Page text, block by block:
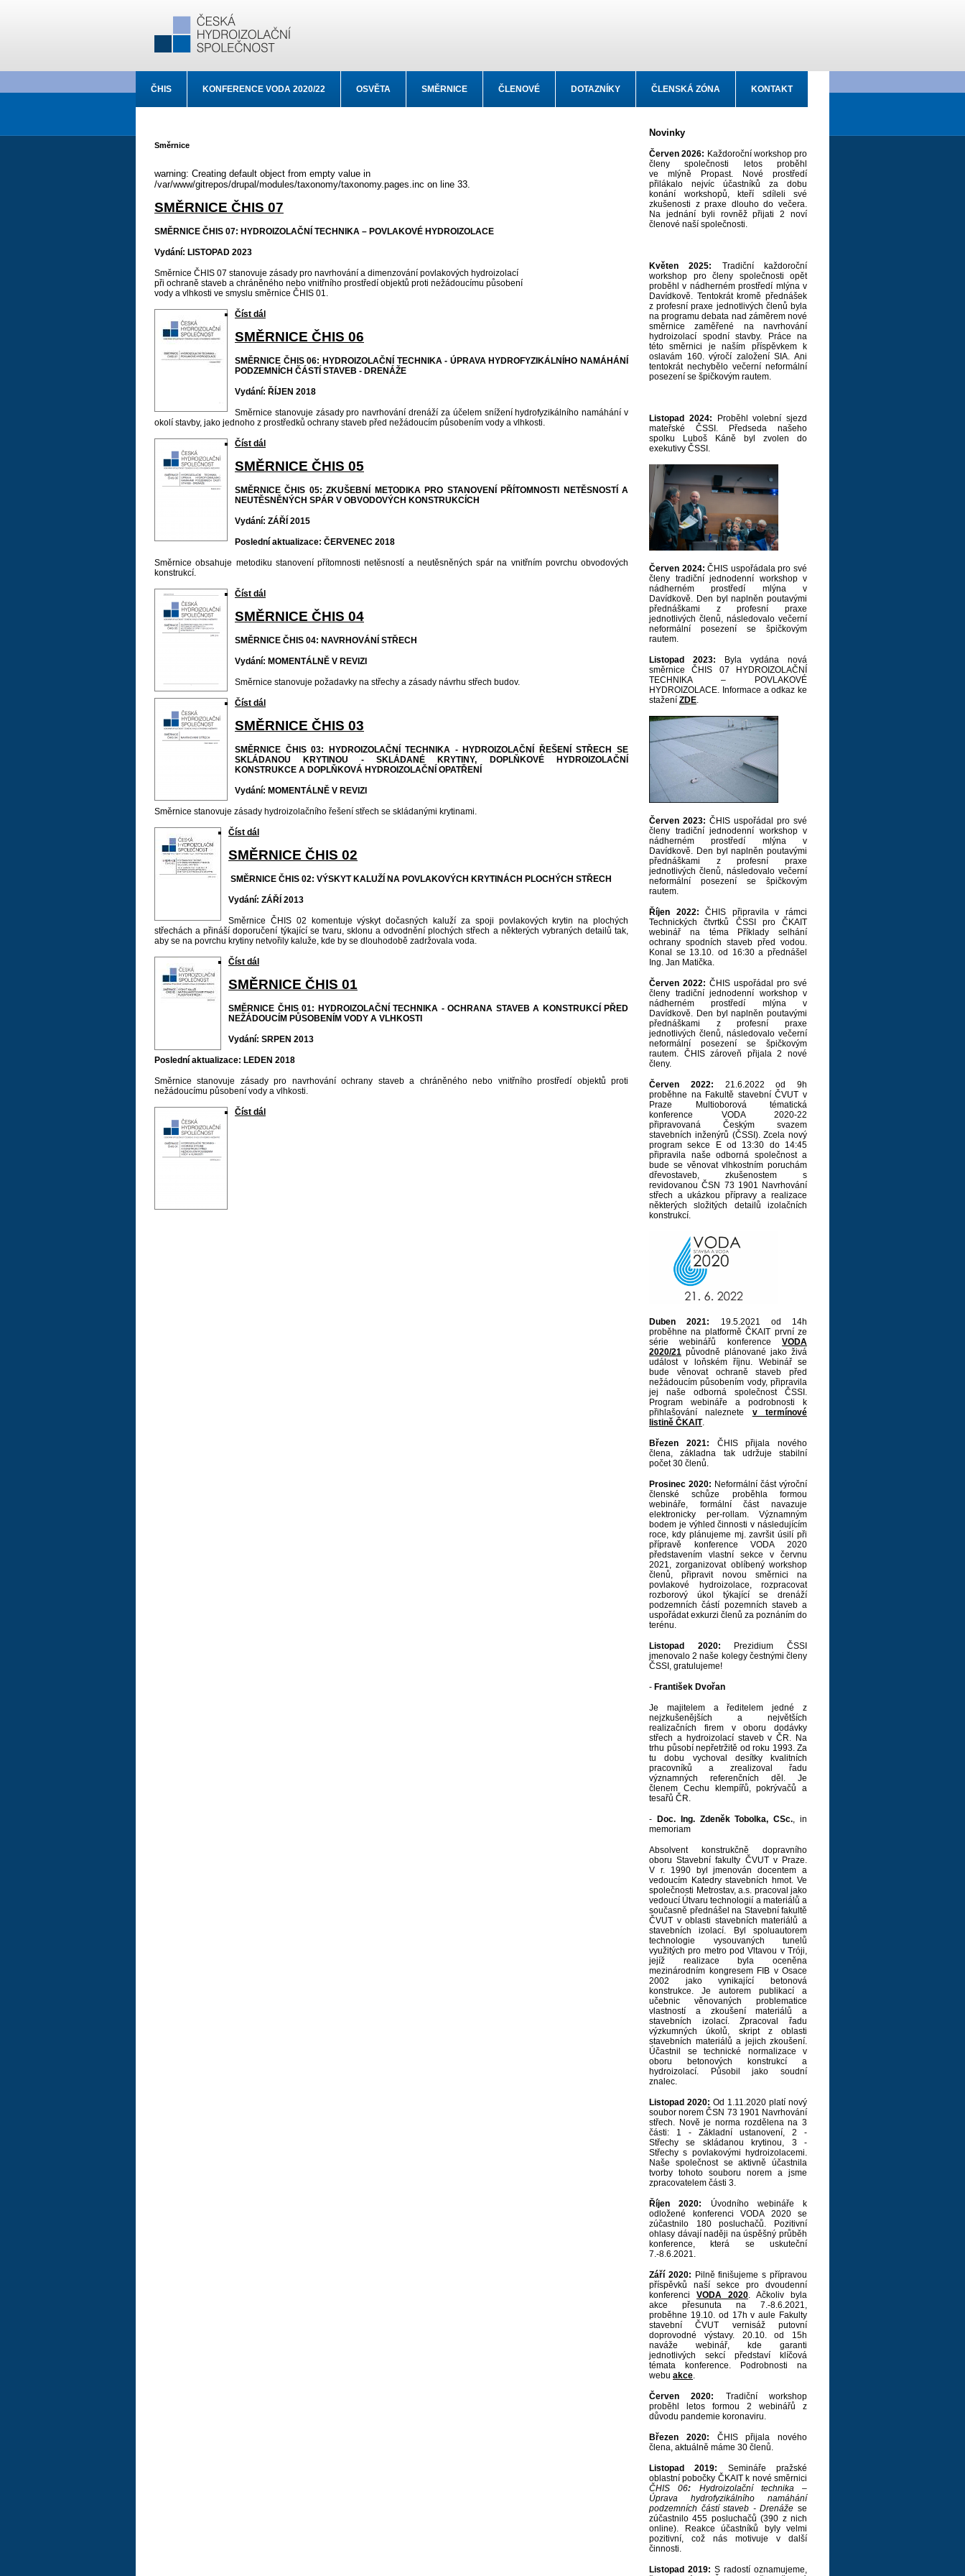
ČHIS KONFERENCE VODA 2020/22 OSVĚTA SMĚRNICE ČLENOVÉ DOTAZNÍKY ČLENSKÁ ZÓNA KONTAKT
Směrnice
warning: Creating default object from empty value in
/var/www/gitrepos/drupal/modules/taxonomy/taxonomy.pages.inc on line 33.
SMĚRNICE ČHIS 07
SMĚRNICE ČHIS 07: HYDROIZOLAČNÍ TECHNIKA – POVLAKOVÉ HYDROIZOLACE
Vydání: LISTOPAD 2023
Směrnice ČHIS 07 stanovuje zásady pro navrhování a dimenzování povlakových hydroizolací
při ochraně staveb a chráněného nebo vnitřního prostředí objektů proti nežádoucímu působení
vody a vlhkosti ve smyslu směrnice ČHIS 01.
Číst dál
SMĚRNICE ČHIS 06
SMĚRNICE ČHIS 06: HYDROIZOLAČNÍ TECHNIKA - ÚPRAVA HYDROFYZIKÁLNÍHO NAMÁHÁNÍ
PODZEMNÍCH ČÁSTÍ STAVEB - DRENÁŽE
Vydání: ŘÍJEN 2018
Směrnice stanovuje zásady pro navrhování drenáží za účelem snížení hydrofyzikálního namáhání v
okolí stavby, jako jednoho z prostředků ochrany staveb před nežádoucím působením vody a vlhkosti.
Číst dál
SMĚRNICE ČHIS 05
SMĚRNICE ČHIS 05: ZKUŠEBNÍ METODIKA PRO STANOVENÍ PŘÍTOMNOSTI NETĚSNOSTÍ A
NEUTĚSNĚNÝCH SPÁR V OBVODOVÝCH KONSTRUKCÍCH
Vydání: ZÁŘÍ 2015
Poslední aktualizace: ČERVENEC 2018
Směrnice obsahuje metodiku stanovení přítomnosti netěsností a neutěsněných spár na vnitřním povrchu obvodových
konstrukcí.
Číst dál
SMĚRNICE ČHIS 04
SMĚRNICE ČHIS 04: NAVRHOVÁNÍ STŘECH
Vydání: MOMENTÁLNĚ V REVIZI
Směrnice stanovuje požadavky na střechy a zásady návrhu střech budov.
Číst dál
SMĚRNICE ČHIS 03
SMĚRNICE ČHIS 03: HYDROIZOLAČNÍ TECHNIKA - HYDROIZOLAČNÍ ŘEŠENÍ STŘECH SE
SKLÁDANOU KRYTINOU - SKLÁDANÉ KRYTINY, DOPLŇKOVÉ HYDROIZOLAČNÍ
KONSTRUKCE A DOPLŇKOVÁ HYDROIZOLAČNÍ OPATŘENÍ
Vydání: MOMENTÁLNĚ V REVIZI
Směrnice stanovuje zásady hydroizolačního řešení střech se skládanými krytinami.
Číst dál
SMĚRNICE ČHIS 02
SMĚRNICE ČHIS 02: VÝSKYT KALUŽÍ NA POVLAKOVÝCH KRYTINÁCH PLOCHÝCH STŘECH
Vydání: ZÁŘÍ 2013
Směrnice ČHIS 02 komentuje výskyt dočasných kaluží za spoji povlakových krytin na plochých
střechách a přináší doporučení týkající se tvaru, sklonu a odvodnění plochých střech a některých vybraných detailů tak,
aby se na povrchu krytiny netvořily kaluže, kde by se dlouhodobě zadržovala voda.
Číst dál
SMĚRNICE ČHIS 01
SMĚRNICE ČHIS 01: HYDROIZOLAČNÍ TECHNIKA - OCHRANA STAVEB A KONSTRUKCÍ PŘED
NEŽÁDOUCÍM PŮSOBENÍM VODY A VLHKOSTI
Vydání: SRPEN 2013
Poslední aktualizace: LEDEN 2018
Směrnice stanovuje zásady pro navrhování ochrany staveb a chráněného nebo vnitřního prostředí objektů proti
nežádoucímu působení vody a vlhkosti.
Číst dál
Novinky
Červen 2026: Každoroční workshop pro
členy společnosti letos proběhl
ve mlýně Propast. Nové prostředí
přilákalo nejvíc účastníků za dobu
konání workshopů, kteří sdíleli své
zkušenosti z praxe dlouho do večera.
Na jednání byli rovněž přijati 2 noví
členové naší společnosti.
Květen 2025: Tradiční každoroční
workshop pro členy společnosti opět
proběhl v nádherném prostředí mlýna v
Davídkově. Tentokrát kromě přednášek
z profesní praxe jednotlivých členů byla
na programu debata nad záměrem nové
směrnice zaměřené na navrhování
hydroizolací spodní stavby. Práce na
této směrnici je naším příspěvkem k
oslavám 160. výročí založení SIA. Ani
tentokrát nechybělo večerní neformální
posezení se špičkovým rautem.
Listopad 2024:
Proběhl volební sjezd
mateřské ČSSI. Předseda našeho
spolku Luboš Káně byl zvolen do
exekutivy ČSSI.
Červen 2024:ČHIS uspořádala pro své
členy tradiční jednodenní workshop v
nádherném prostředí mlýna v
Davídkově. Den byl naplněn poutavými
přednáškami z profesní praxe
jednotlivých členů, následovalo večerní
neformální posezení se špičkovým
rautem.
Listopad 2023:
Byla vydána nová
směrnice ČHIS 07 HYDROIZOLAČNÍ
TECHNIKA – POVLAKOVÉ
HYDROIZOLACE. Informace a odkaz ke
stažení ZDE.
Červen 2023: ČHIS uspořádal pro své
členy tradiční jednodenní workshop v
nádherném prostředí mlýna v
Davídkově. Den byl naplněn poutavými
přednáškami z profesní praxe
jednotlivých členů, následovalo večerní
neformální posezení se špičkovým
rautem.
Říjen 2022:ČHIS připravila v rámci
Technických čtvrtků ČSSI pro ČKAIT
webinář na téma Příklady selhání
ochrany spodních staveb před vodou.
Konal se 13.10. od 16:30 a přednášel
Ing. Jan Matička.
Červen 2022: ČHIS uspořádal pro své
členy tradiční jednodenní workshop v
nádherném prostředí mlýna v
Davídkově. Den byl naplněn poutavými
přednáškami z profesní praxe
jednotlivých členů, následovalo večerní
neformální posezení se špičkovým
rautem. ČHIS zároveň přijala 2 nové
členy.
Červen 2022: 21.6.2022 od 9h
proběhne na Fakultě stavební ČVUT v
Praze Multioborová tématická
konference VODA 2020-22
připravovaná Českým svazem
stavebních inženýrů (ČSSI). Zcela nový
program sekce E od 13:30 do 14:45
připravila naše odborná společnost a
bude se věnovat vlhkostním poruchám
dřevostaveb, zkušenostem s
revidovanou ČSN 73 1901 Navrhování
střech a ukázkou přípravy a realizace
některých složitých detailů izolačních
konstrukcí.
Duben 2021: 19.5.2021 od 14h
proběhne na platformě ČKAIT první ze
série webinářů konference VODA
2020/21 původně plánované jako živá
událost v loňském říjnu. Webinář se
bude věnovat ochraně staveb před
nežádoucím působením vody, připravila
jej naše odborná společnost ČSSI.
Program webináře a podrobnosti k
přihlašování naleznete v termínové
listině ČKAIT.
Březen 2021: ČHIS přijala nového
člena, základna tak udržuje stabilní
počet 30 členů.
Prosinec 2020: Neformální část výroční
členské schůze proběhla formou
webináře, formální část navazuje
elektronicky per-rollam. Významným
bodem je výhled činnosti v následujícím
roce, kdy plánujeme mj. završit úsilí při
přípravě konference VODA 2020
představením vlastní sekce v červnu
2021, zorganizovat oblíbený workshop
členů, připravit novou směrnici na
povlakové hydroizolace, rozpracovat
rozborový úkol týkající se drenáží
podzemních částí pozemních staveb a
uspořádat exkurzi členů za poznáním do
terénu.
Listopad 2020:
Prezidium ČSSI
jmenovalo 2 naše kolegy čestnými členy
ČSSI, gratulujeme!
- František Dvořan
Je majitelem a ředitelem jedné z
nejzkušenějších a největších
realizačních firem v oboru dodávky
střech a hydroizolací staveb v ČR. Na
trhu působí nepřetržitě od roku 1993. Za
tu dobu vychoval desítky kvalitních
pracovníků a zrealizoval řadu
významných referenčních děl. Je
členem Cechu klempířů, pokrývačů a
tesařů ČR.
- Doc. Ing. Zdeněk Tobolka, CSc., in
memoriam
Absolvent konstrukčně dopravního
oboru Stavební fakulty ČVUT v Praze.
V r. 1990 byl jmenován docentem a
vedoucím Katedry stavebních hmot. Ve
společnosti Metrostav, a.s. pracoval jako
vedoucí Útvaru technologií a materiálů a
současně přednášel na Stavební fakultě
ČVUT v oblasti stavebních materiálů a
stavebních izolací. Byl spoluautorem
technologie vysouvaných tunelů
využitých pro metro pod Vltavou v Tróji,
jejíž realizace byla oceněna
mezinárodním kongresem FIB v Osace
2002 jako vynikající betonová
konstrukce. Je autorem publikací a
učebnic věnovaných problematice
vlastností a zkoušení materiálů a
stavebních izolací. Zpracoval řadu
výzkumných úkolů, skript z oblasti
stavebních materiálů a jejich zkoušení.
Účastnil se technické normalizace v
oboru betonových konstrukcí a
hydroizolací. Působil jako soudní
znalec.
Listopad 2020: Od 1.11.2020 platí nový
soubor norem ČSN 73 1901 Navrhování
střech. Nově je norma rozdělena na 3
části: 1 - Základní ustanovení, 2 -
Střechy se skládanou krytinou, 3 -
Střechy s povlakovými hydroizolacemi.
Naše společnost se aktivně účastnila
tvorby tohoto souboru norem a jsme
zpracovatelem části 3.
Říjen 2020: Úvodního webináře k
odložené konferenci VODA 2020 se
zúčastnilo 180 posluchačů. Pozitivní
ohlasy dávají naději na úspěšný průběh
konference, která se uskuteční
7.-8.6.2021.
Září 2020: Pilně finišujeme s přípravou
příspěvků naší sekce pro dvoudenní
konferenci VODA 2020. Ačkoliv byla
akce přesunuta na 7.-8.6.2021,
proběhne 19.10. od 17h v aule Fakulty
stavební ČVUT vernisáž putovní
doprovodné výstavy. 20.10. od 15h
naváže webinář, kde garanti
jednotlivých sekcí představí klíčová
témata konference. Podrobnosti na
webu akce.
Červen 2020: Tradiční workshop
proběhl letos formou 2 webinářů z
důvodu pandemie koronaviru.
Březen 2020: ČHIS přijala nového
člena, aktuálně máme 30 členů.
Listopad 2019: Semináře pražské
oblastní pobočky ČKAIT k nové směrnici
ČHIS 06: Hydroizolační technika –
Úprava hydrofyzikálního namáhání
podzemních částí staveb - Drenáže se
zúčastnilo 455 posluchačů (390 z nich
online). Reakce účastníků byly velmi
pozitivní, což nás motivuje v další
činnosti.
Listopad 2019: S radostí oznamujeme,